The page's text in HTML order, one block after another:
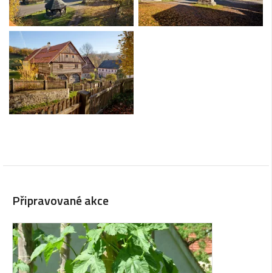
Připravované akce